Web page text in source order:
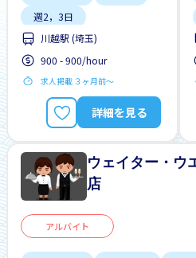
週2，3日
川越駅 (埼玉)
900 - 900/hour
求人掲載 ３ヶ月前〜
詳細を見る
ウェイター・ウ
店
アルバイト